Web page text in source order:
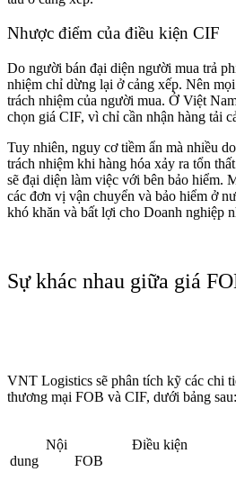
Nhược điểm của điều kiện CIF
Do người bán đại diện người mua trả
nhiệm chỉ dừng lại ở cảng xếp. Nên
trách nhiệm của người mua. Ở Việt
chọn giá CIF, vì chỉ cần nhận hàng tải
Tuy nhiên, nguy cơ tiềm ẩn mà nhiều
trách nhiệm khi hàng hóa xảy ra tổn
sẽ đại diện làm việc với bên bảo hiểm.
các đơn vị vận chuyển và bảo hiểm ở
khó khăn và bất lợi cho Doanh nghiệp
Sự khác nhau giữa giá
VNT Logistics sẽ phân tích kỹ các chi
thương mại FOB và CIF, dưới bảng sau:
Nội
dung
Điều kiện
FOB